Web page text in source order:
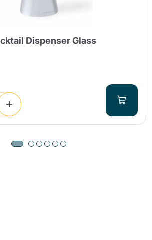
Dispenser Glass